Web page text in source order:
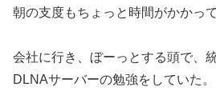
朝の支度もちょっと時間がかかっ
会社に行き、ぼーっとする頭で、
DLNAサーバーの勉強をしていた。